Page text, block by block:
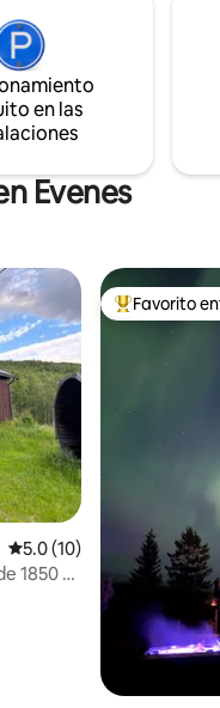
de
y la
fogones,
gratuito,
en las
Evenes
Calificación promedio:
5.0 (10)
1850 +
Favorito
Favorito